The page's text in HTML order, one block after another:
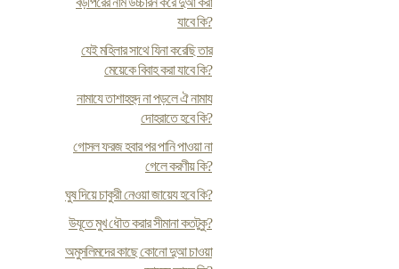
যাবে কি?
যেই মহিলার সাথে যিনা করেছি তার
মেয়েকে বিবাহ করা যাবে কি?
নামাযে তাশাহহুদ না পড়লে ঐ নামায
দোহরাতে হবে কি?
গোসল ফরজ হবার পর পানি পাওয়া না
গেলে করণীয় কি?
ঘুষ দিয়ে চাকুরী নেওয়া জায়েয হবে কি?
উযূতে মুখ ধৌত করার সীমানা কতটুকু?
অমুসলিমদের কাছে কোনো দুআ চাওয়া